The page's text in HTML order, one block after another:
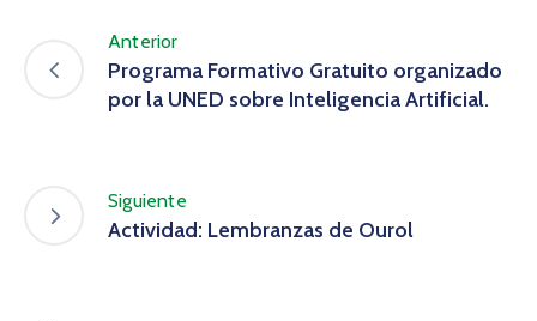
Anterior
Programa Formativo Gratuito organizado
por la UNED sobre Inteligencia Artificial.
Siguiente
Actividad: Lembranzas de Ourol